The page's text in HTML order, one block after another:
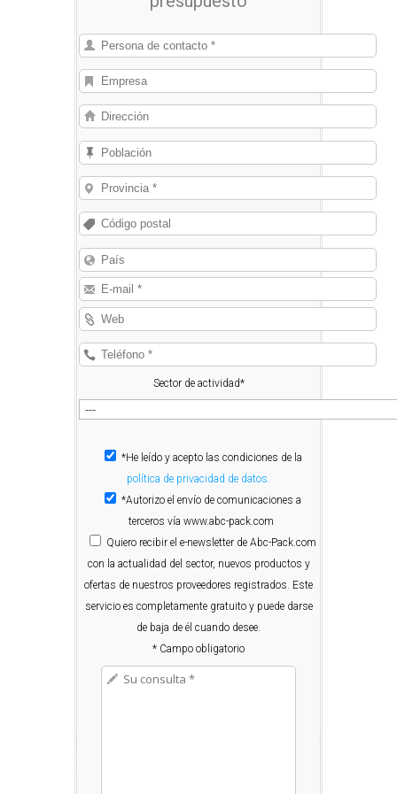
Sector de actividad*
*He leído y acepto las condiciones de la
política de privacidad de datos.
*Autorizo el envío de comunicaciones a
terceros vía www.abc-pack.com
Quiero recibir el e-newsletter de Abc-Pack.com
con la actualidad del sector, nuevos productos y
ofertas de nuestros proveedores registrados. Este
servicio es completamente gratuito y puede darse
de baja de él cuando desee.
* Campo obligatorio